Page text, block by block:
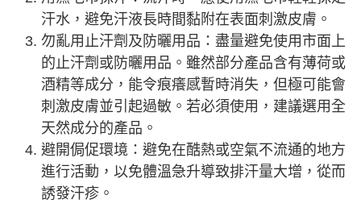
汗水，避免汗液長時間黏附在表面刺激皮膚。
勿亂用止汗劑及防曬用品：盡量避免使用市面上
的止汗劑或防曬用品。雖然部分產品含有薄荷或
酒精等成分，能令痕癢感暫時消失，但極可能會
刺激皮膚並引起過敏。若必須使用，建議選用全
天然成分的產品。
避開侷促環境：避免在酷熱或空氣不流通的地方
進行活動，以免體溫急升導致排汗量大增，從而
誘發汗疹。